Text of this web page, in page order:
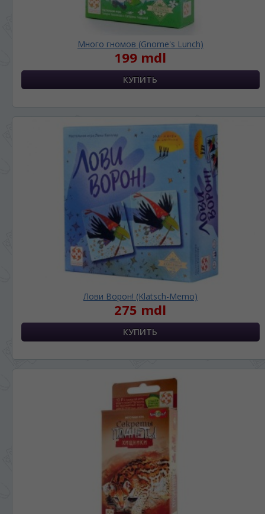
Много гномов (Gnome's Lunch)
199 mdl
Лови Ворон! (Klatsch-Memo)
275 mdl